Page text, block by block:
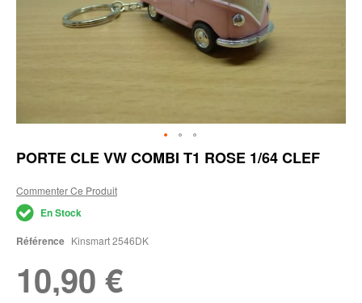
Skip
to
beginning
of
the
images
gallery
PORTE CLE VW COMBI T1 ROSE 1/64 CLEF
Commenter Ce Produit
En Stock
Référence Kinsmart 2546DK
10,90 €